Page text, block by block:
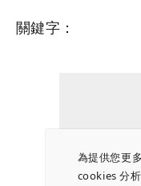
為提供您更
cookies 分
關鍵字：